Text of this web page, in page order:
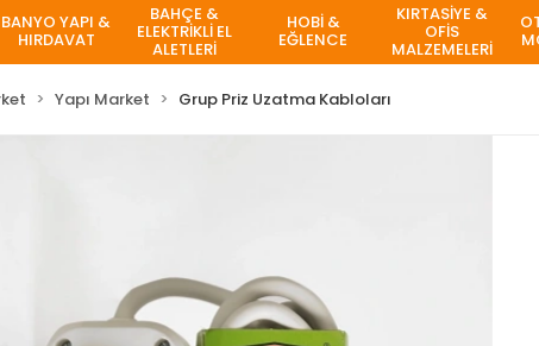
BANYO YAPI &
HIRDAVAT
BAHÇE &
ELEKTRİKLİ EL
ALETLERİ
HOBİ &
EĞLENCE
KIRTASİYE &
OFİS
MALZEMELERİ
Yapı Market Grup Priz Uzatma Kabloları